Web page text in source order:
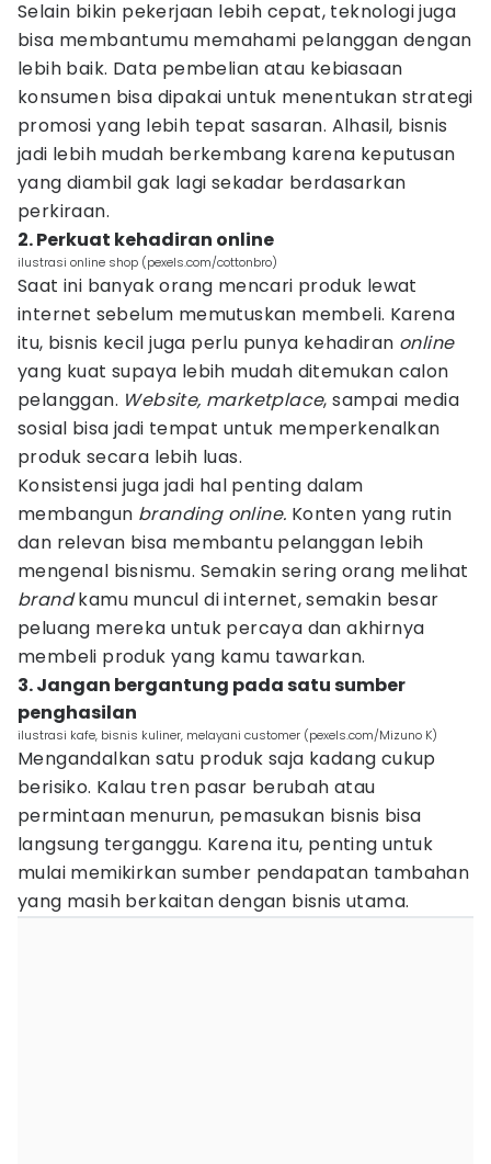
Selain bikin pekerjaan lebih cepat, teknologi juga
bisa membantumu memahami pelanggan dengan
lebih baik. Data pembelian atau kebiasaan
konsumen bisa dipakai untuk menentukan strategi
promosi yang lebih tepat sasaran. Alhasil, bisnis
jadi lebih mudah berkembang karena keputusan
yang diambil gak lagi sekadar berdasarkan
perkiraan.
2. Perkuat kehadiran online
ilustrasi online shop (pexels.com/cottonbro)
Saat ini banyak orang mencari produk lewat
internet sebelum memutuskan membeli. Karena
itu, bisnis kecil juga perlu punya kehadiran online
yang kuat supaya lebih mudah ditemukan calon
pelanggan. Website, marketplace, sampai media
sosial bisa jadi tempat untuk memperkenalkan
produk secara lebih luas.
Konsistensi juga jadi hal penting dalam
membangun branding online. Konten yang rutin
dan relevan bisa membantu pelanggan lebih
mengenal bisnismu. Semakin sering orang melihat
brandkamu muncul di internet, semakin besar
peluang mereka untuk percaya dan akhirnya
membeli produk yang kamu tawarkan.
3. Jangan bergantung pada satu sumber
penghasilan
ilustrasi kafe, bisnis kuliner, melayani customer (pexels.com/Mizuno K)
Mengandalkan satu produk saja kadang cukup
berisiko. Kalau tren pasar berubah atau
permintaan menurun, pemasukan bisnis bisa
langsung terganggu. Karena itu, penting untuk
mulai memikirkan sumber pendapatan tambahan
yang masih berkaitan dengan bisnis utama.